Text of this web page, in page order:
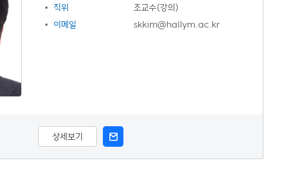
직위
조교수(강의)
이메일
skkim@hallym.ac.kr
상세보기